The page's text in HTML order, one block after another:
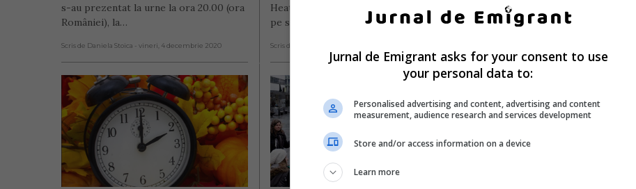
s-au prezentat la urne la ora 20.00 (ora
României), la…
Scris de Daniela Stoica - vineri, 4 decembrie 2020
Heathrow, Blue Air adaugă două zboruri
pe săptămână,…
Scris de Daniela Stoica
transmis astăzi, 16 noiembrie 2020,
către Autoritatea Electorală
prevederile art. 23 din…
Scris de Daniela Stoica
Jurnal de Emigrant asks for your consent to use
your personal data to:
Personalised advertising and content, advertising and content
measurement, audience research and services development
Store and/or access information on a device
Learn more